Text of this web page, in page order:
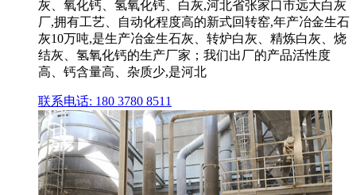
灰、氧化钙、氢氧化钙、白灰,河北省张家口市远大白灰
厂,拥有工艺、自动化程度高的新式回转窑,年产冶金生石
灰10万吨,是生产冶金生石灰、转炉白灰、精炼白灰、烧
结灰、氢氧化钙的生产厂家；我们出厂的产品活性度
高、钙含量高、杂质少,是河北
联系电话: 180 3780 8511